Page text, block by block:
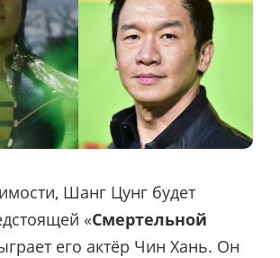
Шанг Цунг будет
«Смертельной
его актёр Чин Хань. Он